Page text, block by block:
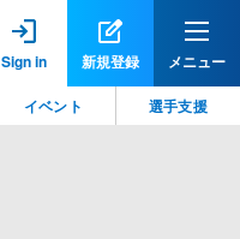
Sign in 新規登録 メニュー
イベント 選手支援